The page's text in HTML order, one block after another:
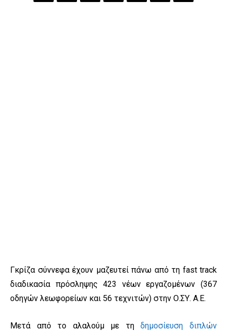
Γκρίζα σύννεφα έχουν μαζευτεί πάνω από τη fast track
διαδικασία πρόσληψης 423 νέων εργαζομένων (367
οδηγών λεωφορείων και 56 τεχνιτών) στην Ο.ΣΥ. Α.Ε.
Μετά από το αλαλούμ με τηδημοσίευση διπλών